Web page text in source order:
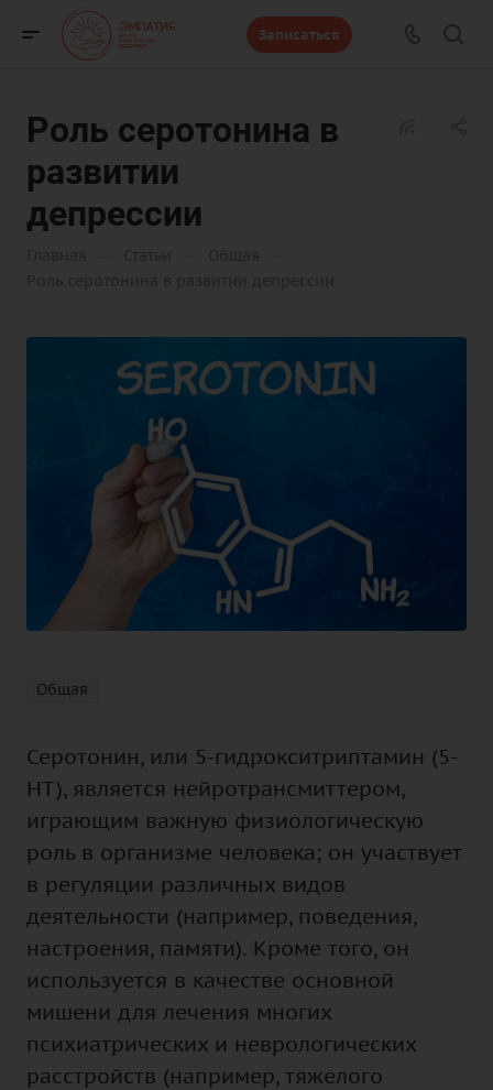
Записаться
Роль серотонина в
развитии
депрессии
Общая
Серотонин, или 5-гидрокситриптамин (5-
НТ), является нейротрансмиттером,
играющим важную физиологическую
роль в организме человека; он участвует
в регуляции различных видов
деятельности (например, поведения,
настроения, памяти). Кроме того, он
используется в качестве основной
мишени для лечения многих
психиатрических и неврологических
расстройств (например, тяжелого